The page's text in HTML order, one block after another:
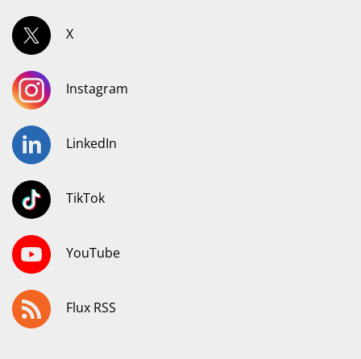
X
Instagram
LinkedIn
TikTok
YouTube
Flux RSS